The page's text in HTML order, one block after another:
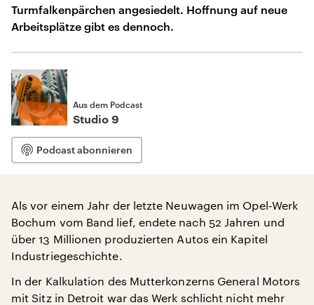
Turmfalkenpärchen angesiedelt. Hoffnung auf neue
Arbeitsplätze gibt es dennoch.
Aus dem Podcast
Studio 9
Podcast abonnieren
Als vor einem Jahr der letzte Neuwagen im Opel-Werk
Bochum vom Band lief, endete nach 52 Jahren und
über 13 Millionen produzierten Autos ein Kapitel
Industriegeschichte.
In der Kalkulation des Mutterkonzerns General Motors
mit Sitz in Detroit war das Werk schlicht nicht mehr